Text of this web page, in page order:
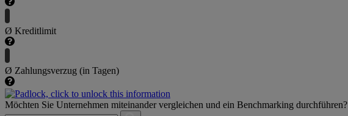
Ø Kreditlimit
Ø Zahlungsverzug (in Tagen)
Möchten Sie Unternehmen miteinander vergleichen und ein Benchmarking durchführen?